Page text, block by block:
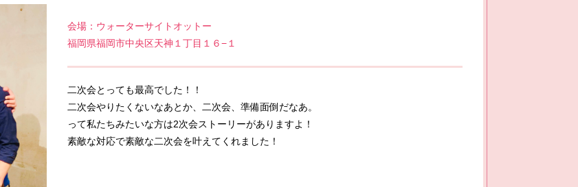
会場：ウォーターサイトオットー
福岡県福岡市中央区天神１丁目１６−１
二次会とっても最高でした！！
二次会やりたくないなあとか、二次会、準備面倒だなあ。
って私たちみたいな方は2次会ストーリーがありますよ！
素敵な対応で素敵な二次会を叶えてくれました！